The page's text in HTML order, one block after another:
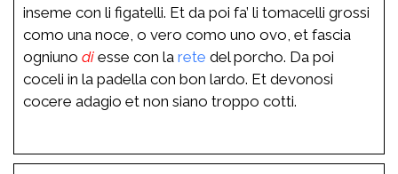
inseme con li figatelli. Et da poi fa’ li tomacelli grossi
como una noce, o vero como uno ovo, et fascia
ogniuno di esse con la rete del porcho. Da poi
coceli in la padella con bon lardo. Et devonosi
cocere adagio et non siano troppo cotti.